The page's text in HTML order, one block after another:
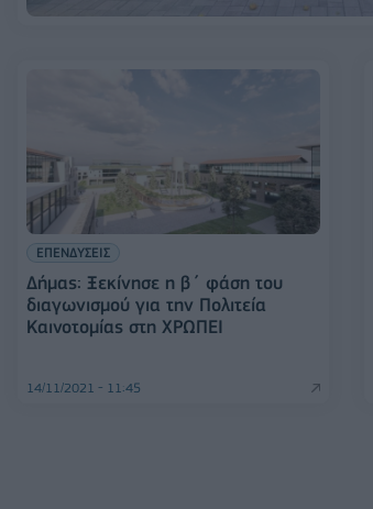
ΕΠΕΝΔΥΣΕΙΣ
Δήμας: Ξεκίνησε η β´ φάση του
διαγωνισμού για την Πολιτεία
Καινοτομίας στη ΧΡΩΠΕΙ
14/11/2021 - 11:45